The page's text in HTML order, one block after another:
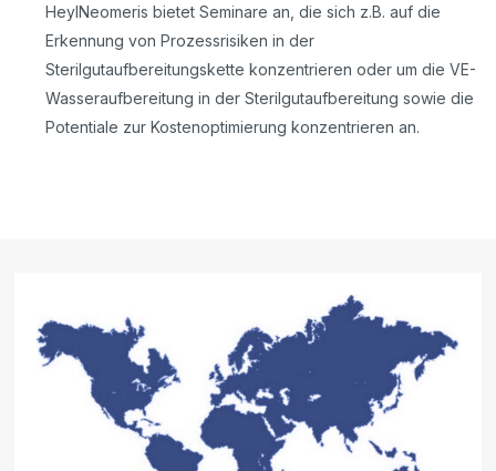
HeylNeomeris bietet Seminare an, die sich z.B. auf die
Erkennung von Prozessrisiken in der
Sterilgutaufbereitungskette konzentrieren oder um die VE-
Wasseraufbereitung in der Sterilgutaufbereitung sowie die
Potentiale zur Kostenoptimierung konzentrieren an.